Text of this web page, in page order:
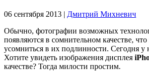
06 сентября 2013 | Дмитрий Михневич
Обычно, фотографии возможных
появляются в сомнительном качестве, что
усомниться в их подлинности. Сегодня у
Хотите увидеть изображения дисплея
качестве? Тогда милости простим.